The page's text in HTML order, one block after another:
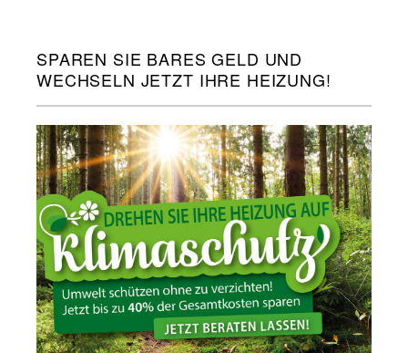
SPAREN SIE BARES GELD UND
WECHSELN JETZT IHRE HEIZUNG!